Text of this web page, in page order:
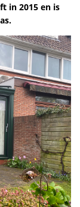
in 2015 en is